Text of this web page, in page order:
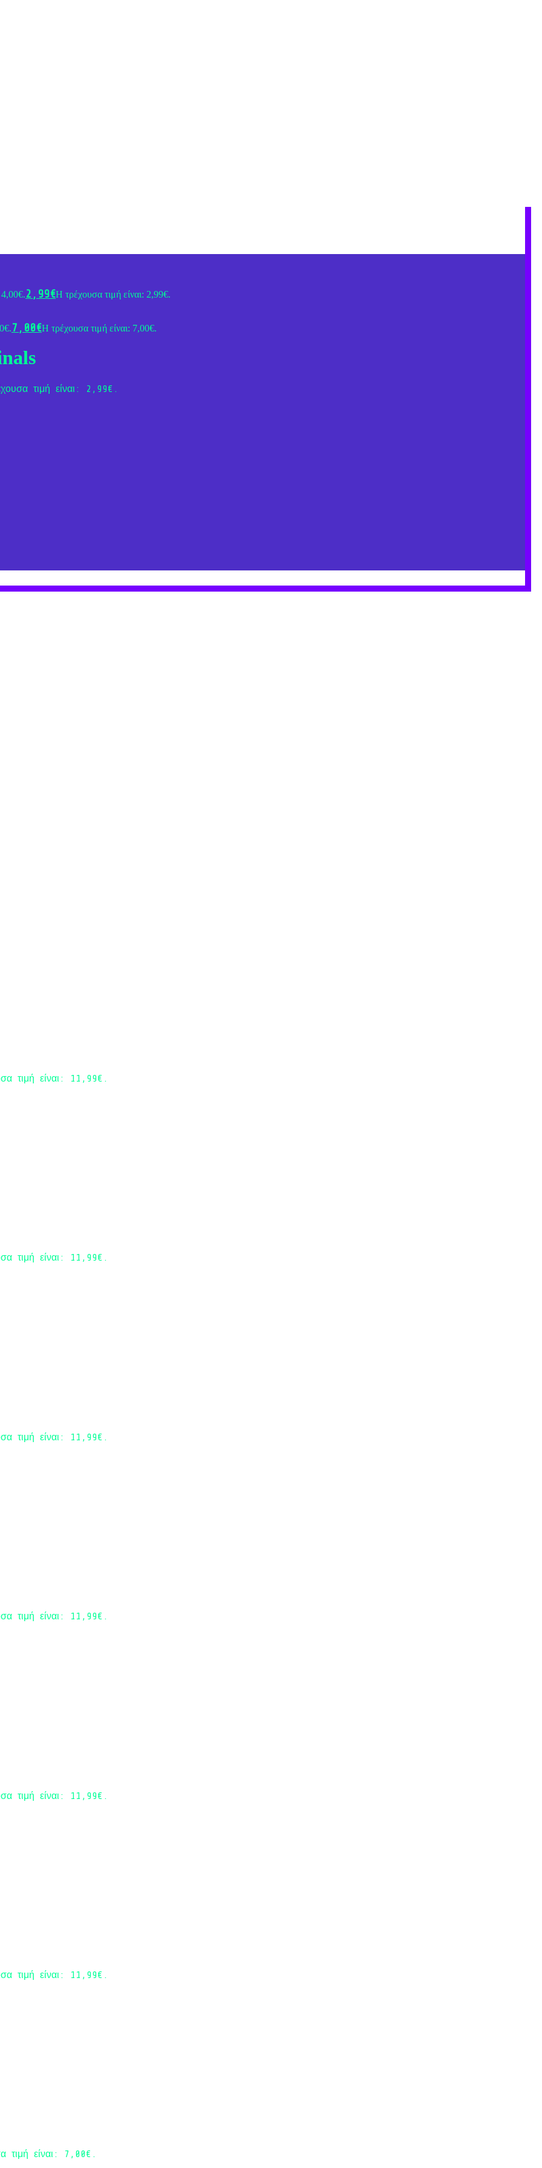
2,99€Η τρέχουσα τιμή είναι: 2,99€.
7,00€Η τρέχουσα τιμή είναι: 7,00€.
τιμή είναι: 2,99€.
τιμή είναι: 11,99€.
τιμή είναι: 11,99€.
τιμή είναι: 11,99€.
τιμή είναι: 11,99€.
τιμή είναι: 11,99€.
τιμή είναι: 11,99€.
τιμή είναι: 7,00€.